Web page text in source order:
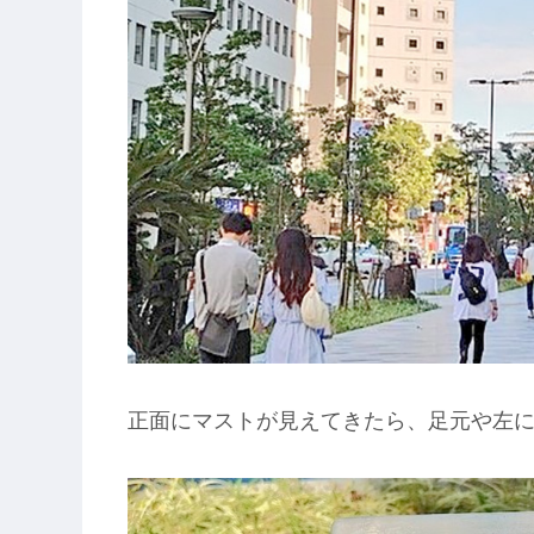
正面にマストが見えてきたら、足元や左